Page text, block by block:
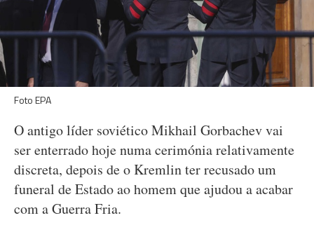
Foto EPA
O antigo líder soviético Mikhail Gorbachev vai
ser enterrado hoje numa cerimónia relativamente
discreta, depois de o Kremlin ter recusado um
funeral de Estado ao homem que ajudou a acabar
com a Guerra Fria.